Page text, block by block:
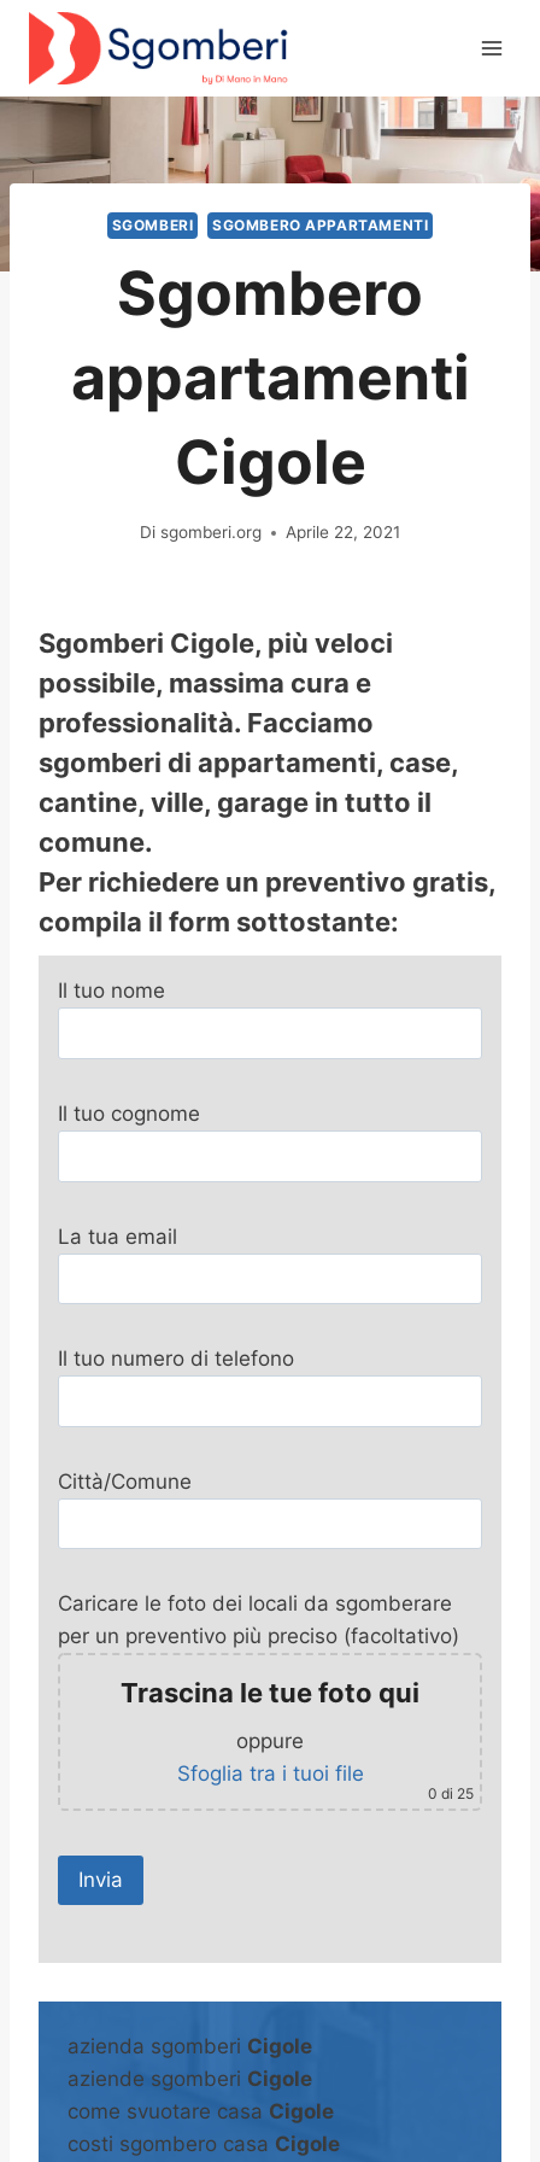
Salta
contenuto
SGOMBERI SGOMBERO APPARTAMENTI
Sgombero
appartamenti
Cigole
Di sgomberi.org Aprile 22, 2021
Sgomberi Cigole, più veloci
possibile, massima cura e
professionalità. Facciamo
sgomberi di appartamenti, case,
cantine, ville, garage in tutto il
comune.
Per richiedere un preventivo gratis,
compila il form sottostante:
Il tuo nome
Il tuo cognome
La tua email
Il tuo numero di telefono
Città/Comune
Caricare le foto dei locali da sgomberare
per un preventivo più preciso (facoltativo)
Trascina le tue foto qui
oppure
Sfoglia tra i tuoi file
0 di 25
A
e
n
a
azienda sgomberi Cigole
aziende sgomberi Cigole
come svuotare casa Cigole
costi sgombero casa Cigole